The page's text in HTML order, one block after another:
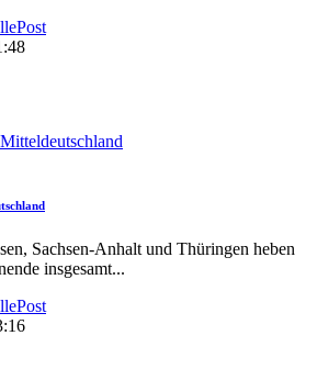
Sachsen-Anhalt und Thüringen heben
insgesamt...